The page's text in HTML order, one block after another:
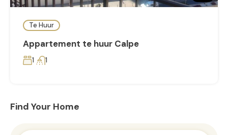
Te Huur
Appartement te huur Calpe
1 1
Find Your Home